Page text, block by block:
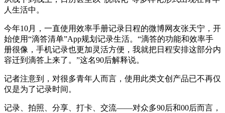
人生活中。
今年10月，一直使用效率手册记录日程的微博网友张天宁，开
始使用“滴答清单”App规划记录生活。“滴答的功能和效率手
册很像，手机记录也更加灵活方便，我就把日程安排这部分内
容迁到滴答上来了。”这名90后解释说。
记者注意到，对很多青年人而言，使用此类文创产品已不再仅
仅是为了记录时间。
记录、拍照、分享、打卡、交流——对众多90后和00后而言，